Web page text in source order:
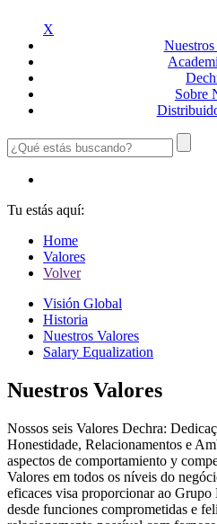
X
Nuestros
Sobre
Tu estás aquí:
Home
Valores
Volver
Visión Global
Historia
Nuestros Valores
Salary Equalization
Nuestros Valores
Nossos seis Valores Dechra:
Honestidade, Relacionamentos e
aspectos de comportamiento y
Valores em todos os níveis do
eficaces visa proporcionar ao
desde funciones comprometidas e